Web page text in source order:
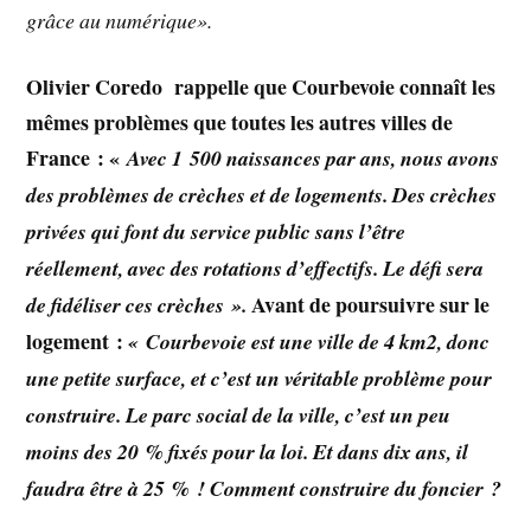
grâce au numérique».
Olivier Coredo rappelle que Courbevoie connaît les
mêmes problèmes que toutes les autres villes de
France : «Avec 1 500 naissances par ans, nous avons
des problèmes de crèches et de logements. Des crèches
privées qui font du service public sans l’être
réellement, avec des rotations d’effectifs. Le défi sera
de fidéliser ces crèches ».Avant de poursuivre sur le
logement :« Courbevoie est une ville de 4 km2, donc
une petite surface, et c’est un véritable problème pour
construire. Le parc social de la ville, c’est un peu
moins des 20 % fixés pour la loi. Et dans dix ans, il
faudra être à 25 % ! Comment construire du foncier ?